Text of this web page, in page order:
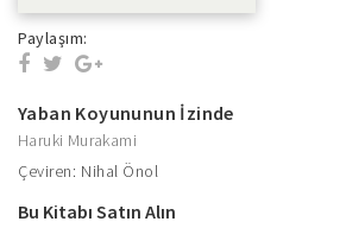
Paylaşım:
Yaban Koyununun İzinde
Haruki Murakami
Çeviren: Nihal Önol
Bu Kitabı Satın Alın